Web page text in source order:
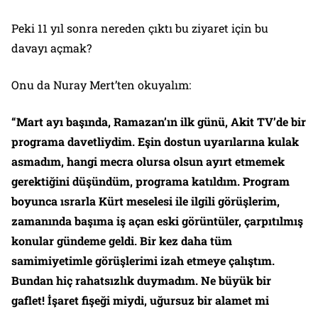
Peki 11 yıl sonra nereden çıktı bu ziyaret için bu
davayı açmak?
Onu da Nuray Mert’ten okuyalım:
“Mart ayı başında, Ramazan’ın ilk günü, Akit TV’de bir
programa davetliydim. Eşin dostun uyarılarına kulak
asmadım, hangi mecra olursa olsun ayırt etmemek
gerektiğini düşündüm, programa katıldım. Program
boyunca ısrarla Kürt meselesi ile ilgili görüşlerim,
zamanında başıma iş açan eski görüntüler, çarpıtılmış
konular gündeme geldi. Bir kez daha tüm
samimiyetimle görüşlerimi izah etmeye çalıştım.
Bundan hiç rahatsızlık duymadım. Ne büyük bir
gaflet! İşaret fişeği miydi, uğursuz bir alamet mi